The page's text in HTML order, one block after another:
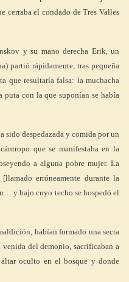
cerraba el condado de Tres Valles
y su mano derecha Erik, un
partió rápidamente, tras pequeña
que resultaría falsa: la muchacha
puta con la que suponían se había
sido despedazada y comida por un
que se manifestaba en la
a alguna pobre mujer. La
erróneamente durante la
y bajo cuyo techo se hospedó el
habían formado una secta
venida del demonio, sacrificaban a
oculto en el bosque y donde